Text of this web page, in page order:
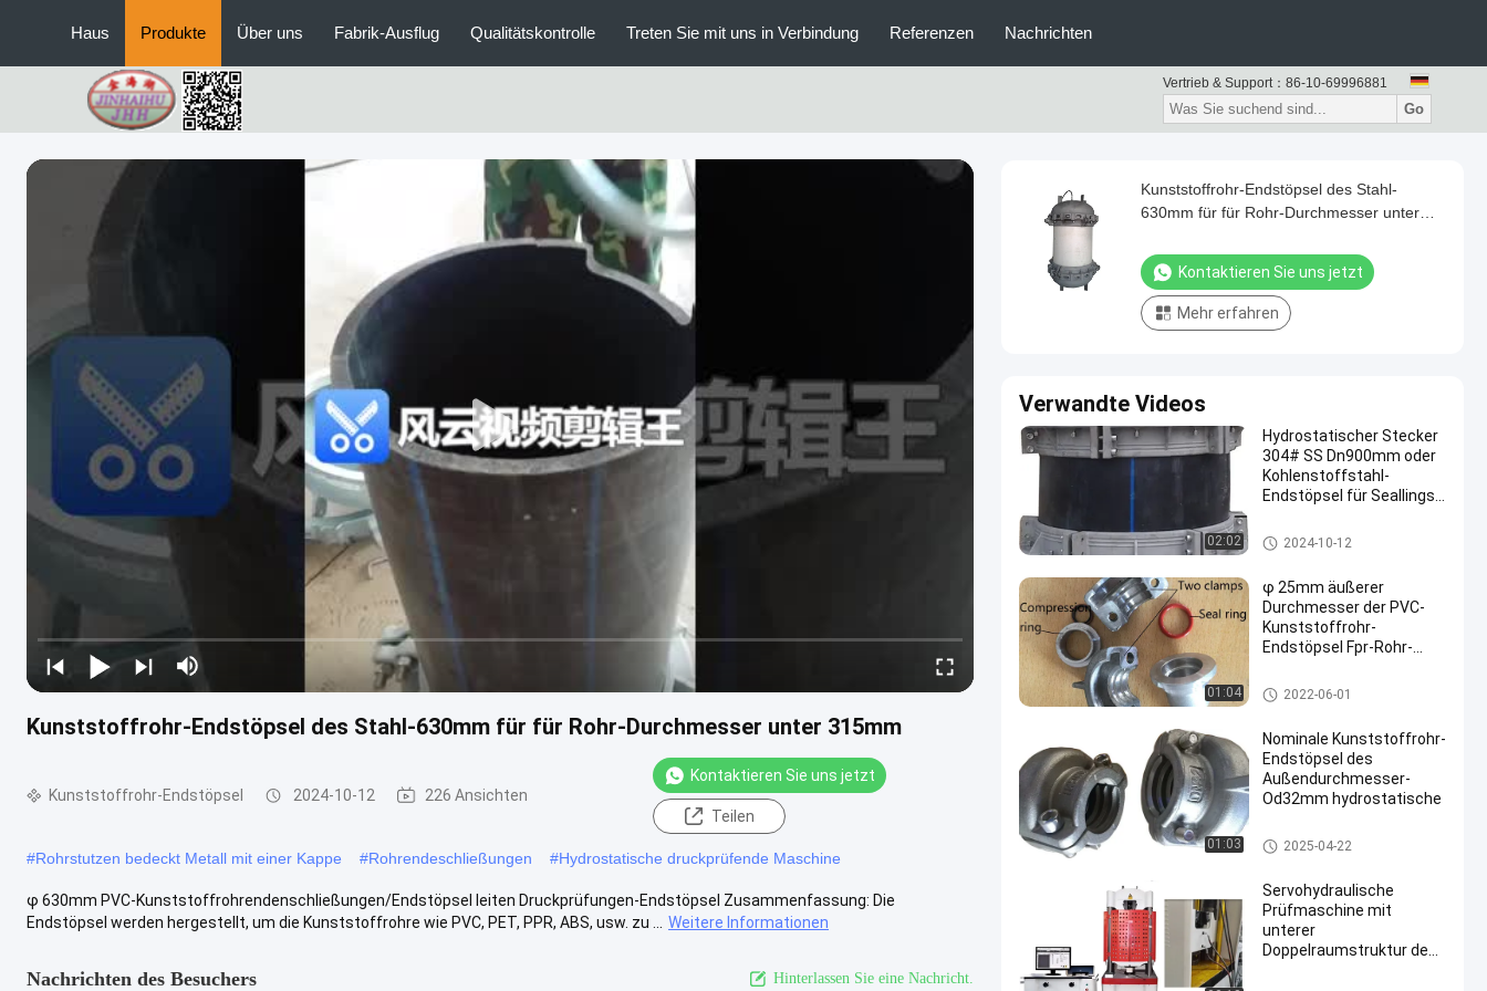
Haus Produkte Über uns Fabrik-Ausflug Qualitätskontrolle Treten Sie mit uns in Verbindung Referenzen Nachrichten
Vertrieb & Support： 86-10-69996881
Go
Kunststoffrohr-Endstöpsel des Stahl-630mm für für Rohr-Durchmesser unter 315mm
Kunststoffrohr-Endstöpsel 2024-10-12 226 Ansichten
Kontaktieren Sie uns jetzt
Teilen
#Rohrstutzen bedeckt Metall mit einer Kappe #Rohrendeschließungen #Hydrostatische druckprüfende Maschine
φ 630mm PVC-Kunststoffrohrendenschließungen/Endstöpsel leiten Druckprüfungen-Endstöpsel Zusammenfassung: Die
Endstöpsel werden hergestellt, um die Kunststoffrohre wie PVC, PET, PPR, ABS, usw. zu ...
Weitere Informationen
Nachrichten des Besuchers Hinterlassen Sie eine Nachricht.
Kunststoffrohr-Endstöpsel des Stahl-
630mm für für Rohr-Durchmesser unter
Kontaktieren Sie uns jetzt
Mehr erfahren
Verwandte Videos
02:02
Hydrostatischer Stecker
304# SS Dn900mm oder
Kohlenstoffstahl-
Endstöpsel für Seallings-
Kunststoffrohr-Endstöpsel
2024-10-12
01:04
φ 25mm äußerer
Durchmesser der PVC-
Kunststoffrohr-
Endstöpsel Fpr-Rohr-
65*65mm
Kunststoffrohr-Endstöpsel
2022-06-01
01:03
Nominale Kunststoffrohr-
Endstöpsel des
Außendurchmesser-
Od32mm hydrostatische
Kunststoffrohr-Endstöpsel
2025-04-22
Servohydraulische
Prüfmaschine mit
unterer
Doppelraumstruktur des